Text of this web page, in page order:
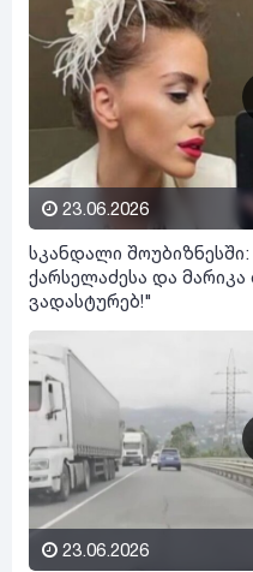
23.06.2026
სკანდალი
ქარსელაძესა და
ვადასტურებ!"
23.06.2026